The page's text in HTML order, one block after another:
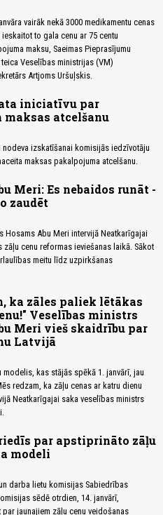
vairāk nekā 3000 medikamentu cenas
to gala cenu ar 75 centu
maksu, Saeimas Pieprasījumu
Veselības ministrijas (VM)
Artjoms Uršuļskis.
iniciatīvu par
maksas atcelšanu
nodeva izskatīšanai komisijās iedzīvotāju
maksas pakalpojuma atcelšanu.
Meri: Es nebaidos runāt -
zaudēt
Hosams Abu Meri intervijā Neatkarīgajai
zāļu cenu reformas ieviešanas laikā. Sākot
meitu līdz uzpirkšanas
ka zāles paliek lētākas
Veselības ministrs
Meri vieš skaidrību par
Latvijā
modelis, kas stājās spēkā 1. janvārī, jau
redzam, ka zāļu cenas ar katru dienu
Neatkarīgajai saka veselības ministrs
par apstiprināto zāļu
modeli
darba lietu komisijas Sabiedrības
sēdē otrdien, 14. janvārī,
jaunajiem zāļu cenu veidošanas